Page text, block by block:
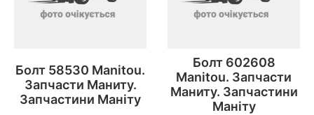
Болт 58530 Manitou.
Запчасти Маниту.
Запчастини Маніту
Болт 602608
Manitou. Запчасти
Маниту. Запчастини
Маніту